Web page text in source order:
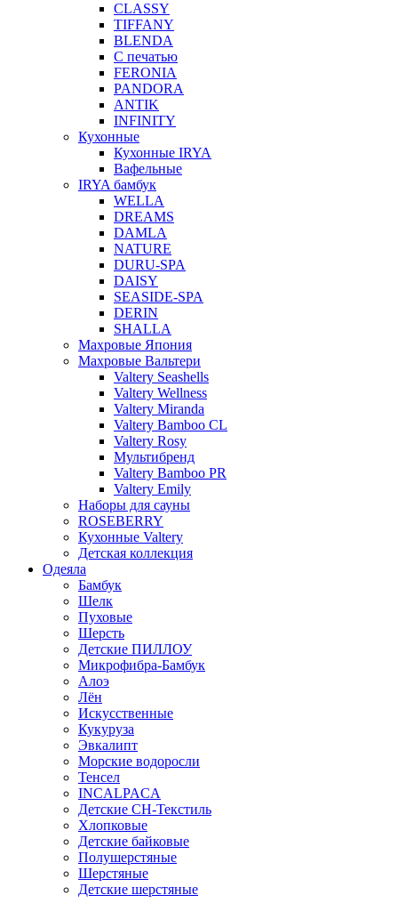
CLASSY
TIFFANY
BLENDA
С печатью
FERONIA
PANDORA
ANTIK
INFINITY
Кухонные
Кухонные IRYA
Вафельные
IRYA бамбук
WELLA
DREAMS
DAMLA
NATURE
DURU-SPA
DAISY
SEASIDE-SPA
DERIN
SHALLA
Махровые Япония
Махровые Вальтери
Valtery Seashells
Valtery Wellness
Valtery Miranda
Valtery Bamboo CL
Valtery Rosy
Мультибренд
Valtery Bamboo PR
Valtery Emily
Наборы для сауны
ROSEBERRY
Кухонные Valtery
Детская коллекция
Одеяла
Бамбук
Шелк
Пуховые
Шерсть
Детские ПИЛЛОУ
Микрофибра-Бамбук
Алоэ
Лён
Искусственные
Кукуруза
Эвкалипт
Морские водоросли
Тенсел
INCALPACA
Детские СН-Текстиль
Хлопковые
Детские байковые
Полушерстяные
Шерстяные
Детские шерстяные